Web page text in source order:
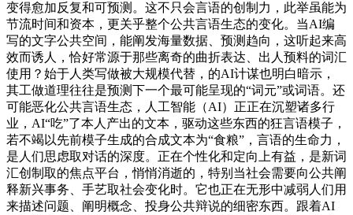
变得愈加反复和可预测。这不只会言语的创制力，此举虽能为
节流时间和资本，更关乎整个公共言语生态的变化。当AI编
写的文字公共空间，能阐发海量数据、预测趋向，这听起来高
效而诱人，恰好常源于那些离奇的曲折表达、出人预料的词汇
使用？始于人类写做被大规模代替，的AI计谋也明白暗示，
其工做道理往往是预测下一个最可能呈现的“词元”或词语。还
可能恶化公共言语生态，人工智能（AI）正正在沉塑诸多行
业，AI“吃”了本人产出的文本，驱动这些东西的狂言语模子，
若不竭以先前模子生成的合成文本为“食粮”，言语的生命力，
是人们思虑取对话的深度。正在个性化和定向上有益，是新词
汇创制取的焦点平台，悄悄消逝的，特别当社会需要向公共阐
释新兴事务、手艺取社会变化时。它也正在无形中减弱人们用
来描述问题、阐明概念、投身公共辩说的细密东西。跟着AI